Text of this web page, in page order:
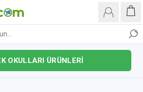
OKULLARI ÜRÜNLERİ